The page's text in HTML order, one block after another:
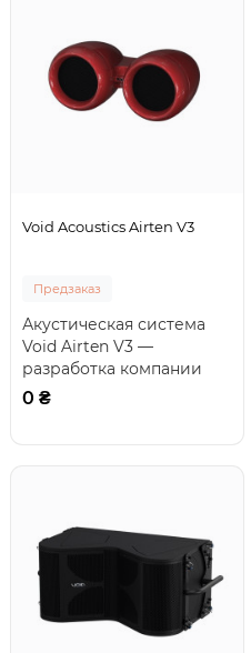
Void Acoustics Airten V3
Предзаказ
Акустическая система
Void Airten V3 —
разработка компании
Void как продолжение
0 ₴